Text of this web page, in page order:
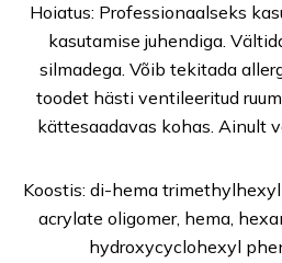
Hoiatus: Professionaalseks
kasutamise juhendiga.
silmadega. Võib tekitada
toodet hästi ventileeritud
kättesaadavas kohas. Ainult
Koostis: di-hema
acrylate oligomer, hema,
hydroxycyclohexyl